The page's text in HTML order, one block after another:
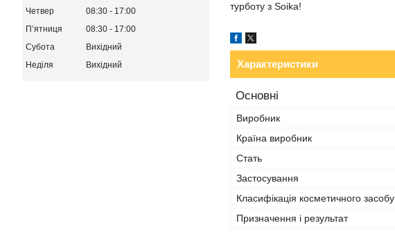
турботу з Soika!
Характеристики
Основні
Виробник
Країна виробник
Стать
Застосування
Класифікація косметичного засобу
Призначення і результат
Четвер
08:30
17:00
Пʼятниця
08:30
17:00
Субота
Вихідний
Неділя
Вихідний